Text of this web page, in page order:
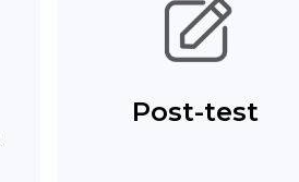
Post-test